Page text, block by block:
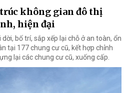
không gian đô thị
hiện đại
bố trí, sắp xếp lại chỗ ở an toàn, ổn
tại 177 chung cư cũ, kết hợp chỉnh
lại các chung cư cũ, xuống cấp.